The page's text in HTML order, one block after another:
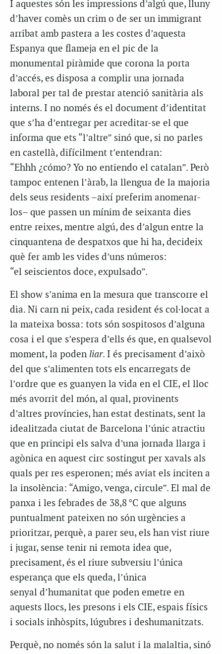
I aquestes són les impressions d’algú que, lluny
d’haver comès un crim o de ser un immigrant
arribat amb pastera a les costes d’aquesta
Espanya que flameja en el pic de la
monumental piràmide que corona la porta
d’accés, es disposa a complir una jornada
laboral per tal de prestar atenció sanitària als
interns. I no només és el document d’identitat
que s’ha d’entregar per acreditar-se el que
informa que ets “l’altre” sinó que, si no parles
en castellà, difícilment t’entendran:
“Ehhh ¿cómo? Yo no entiendo el catalan”. Però
tampoc entenen l’àrab, la llengua de la majoria
dels seus residents –així preferim anomenar-
los– que passen un mínim de seixanta dies
entre reixes, mentre algú, des d’algun entre la
cinquantena de despatxos que hi ha, decideix
què fer amb les vides d’uns números:
“el seiscientos doce, expulsado”.
El show s’anima en la mesura que transcorre el
dia. Ni carn ni peix, cada resident és col·locat a
la mateixa bossa: tots són sospitosos d’alguna
cosa i el que s’espera d’ells és que, en qualsevol
moment, la poden liar. I és precisament d’això
del que s’alimenten tots els encarregats de
l’ordre que es guanyen la vida en el CIE, el lloc
més avorrit del món, al qual, provinents
d’altres províncies, han estat destinats, sent la
idealitzada ciutat de Barcelona l’únic atractiu
que en principi els salva d’una jornada llarga i
agònica en aquest circ sostingut per xavals als
quals per res esperonen; més aviat els inciten a
la insolència: “Amigo, venga, circule”. El mal de
panxa i les febrades de 38,8 °C que alguns
puntualment pateixen no són urgències a
prioritzar, perquè, a parer seu, els han vist riure
i jugar, sense tenir ni remota idea que,
precisament, és el riure subversiu l’única
esperança que els queda, l’única
senyal d’humanitat que poden emetre en
aquests llocs, les presons i els CIE, espais físics
i socials inhòspits, lúgubres i deshumanitzats.
Perquè, no només són la salut i la malaltia, sinó